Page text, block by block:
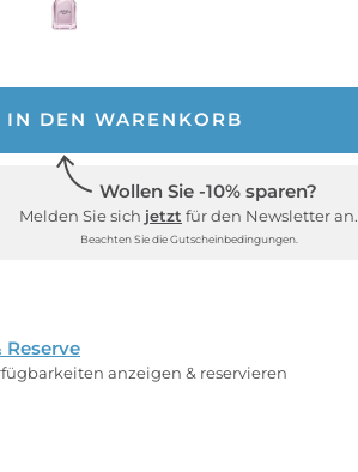
IN DEN WARENKORB
Wollen Sie -10% sparen?
Melden Sie sich jetzt für den Newsletter an.
Beachten Sie die Gutscheinbedingungen.
Reserve
anzeigen & reservieren